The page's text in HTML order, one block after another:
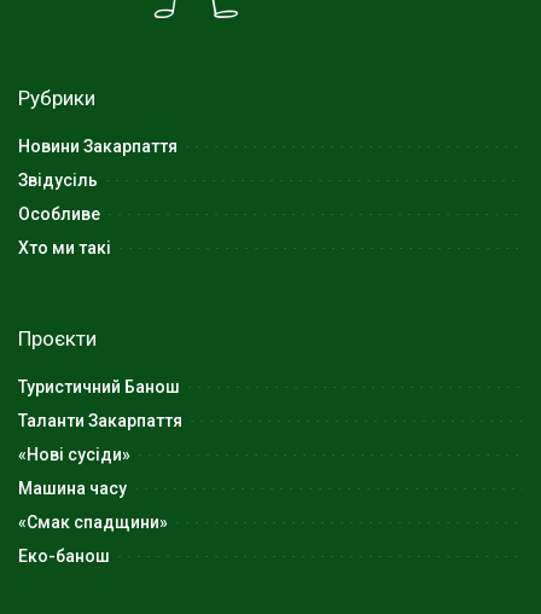
Рубрики
Новини Закарпаття
Звідусіль
Особливе
Хто ми такі
Проєкти
Туристичний Банош
Таланти Закарпаття
«Нові сусіди»
Машина часу
«Смак спадщини»
Еко-банош